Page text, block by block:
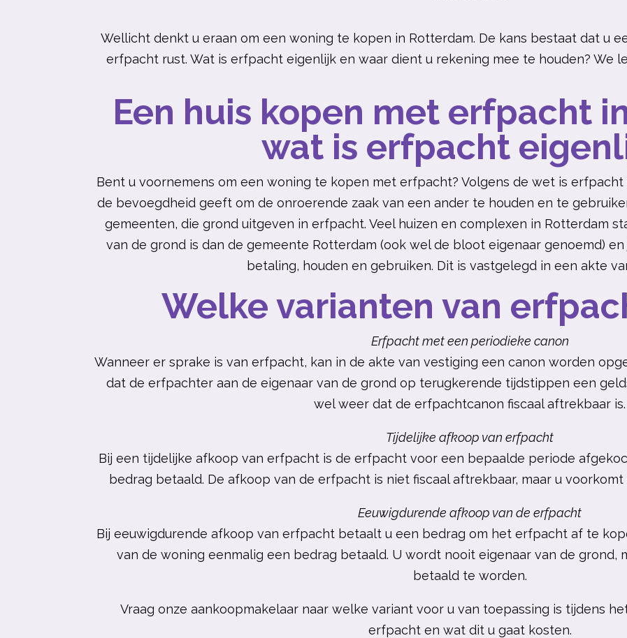
Wellicht denkt u eraan om een woning te kopen in Rotterdam. De kans bestaat dat u
erfpacht rust. Wat is erfpacht eigenlijk en waar dient u rekening mee te houden? We
Een huis kopen met erfpacht
wat is erfpacht
Bent u voornemens om een woning te kopen met erfpacht? Volgens de wet is
de bevoegdheid geeft om de onroerende zaak van een ander te houden en te
gemeenten, die grond uitgeven in erfpacht. Veel huizen en complexen in Rotterdam
van de grond is dan de gemeente Rotterdam (ook wel de bloot eigenaar genoemd)
betaling, houden en gebruiken. Dit is vastgelegd in een akte
Welke varianten van
Erfpacht met een periodieke canon
Wanneer er sprake is van erfpacht, kan in de akte van vestiging een canon worden
dat de erfpachter aan de eigenaar van de grond op terugkerende tijdstippen een
wel weer dat de erfpachtcanon fiscaal aftrekbaar is.
Tijdelijke afkoop van erfpacht
Bij een tijdelijke afkoop van erfpacht is de erfpacht voor een bepaalde periode
bedrag betaald. De afkoop van de erfpacht is niet fiscaal aftrekbaar, maar u
Eeuwigdurende afkoop van de erfpacht
Bij eeuwigdurende afkoop van erfpacht betaalt u een bedrag om het erfpacht af te
van de woning eenmalig een bedrag betaald. U wordt nooit eigenaar van de grond,
betaald te worden.
Vraag onze aankoopmakelaar naar welke variant voor u van toepassing is tijdens
erfpacht en wat dit u gaat kosten.